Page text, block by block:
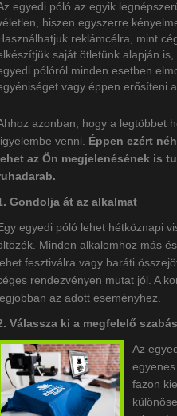
egyedi póló az egyik
hiszen egyszerre
reklámcélra, mint
saját ötletünk alapján
pólóról minden esetben
vagy éppen erősíteni
azonban, hogy a legtöbbet
venni. Éppen ezért
az Ön megjelenésének is
Gondolja át az alkalmat
egyedi póló lehet hétköznapi
Minden alkalomhoz más
fesztiválra vagy baráti
rendezvényen mutat jól. A
az adott eseményhez.
Válassza ki a megfelelő
Az
fazon